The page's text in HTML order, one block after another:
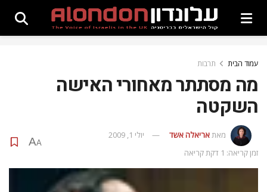
עמוד הבית תרבות
מה מסתתר מאחורי האישה
השקטה
מאתאריאלה אשד
יולי 1, 2009
זמן קריאה: 1 דקת קריאה
A
A